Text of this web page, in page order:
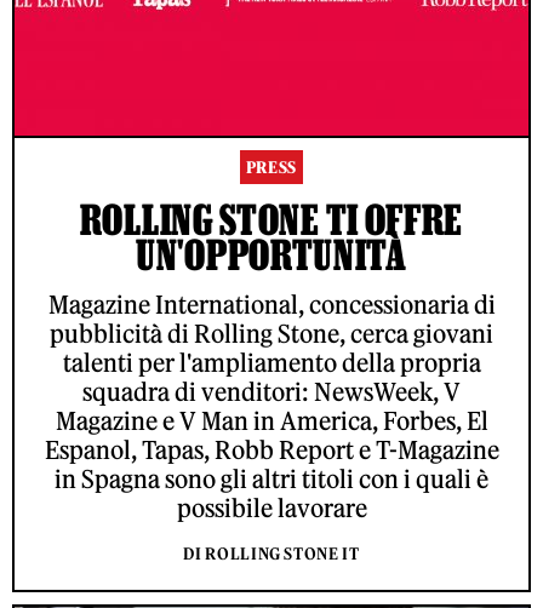
PRESS
ROLLING STONE TI OFFRE
UN'OPPORTUNITÀ
Magazine International, concessionaria di
pubblicità di Rolling Stone, cerca giovani
talenti per l'ampliamento della propria
squadra di venditori: NewsWeek, V
Magazine e V Man in America, Forbes, El
Espanol, Tapas, Robb Report e T-Magazine
in Spagna sono gli altri titoli con i quali è
possibile lavorare
DI ROLLING STONE IT